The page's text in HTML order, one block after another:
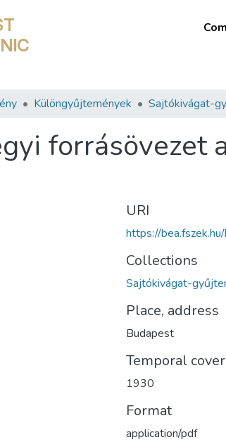
Különgyűjtemények Sajtókivágat-
forrásövezet
URI
https://
Collections
Sajtókivágat-
Place, address
Budapest
Temporal
1930
Format
application/pdf